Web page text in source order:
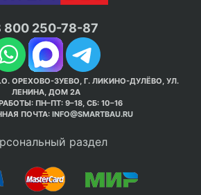
800 250-78-87
ОРЕХОВО-ЗУЕВО, Г. ЛИКИНО-ДУЛЁВО, УЛ.
ЛЕНИНА, ДОМ 2А
ПН–ПТ: 9–18, СБ: 10–16
ПОЧТА: INFO@SMARTBAU.RU
раздел